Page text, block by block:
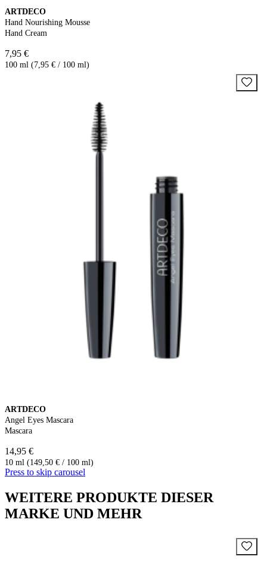
ARTDECO
Hand Nourishing Mousse
Hand Cream
7,95 €
100 ml (7,95 € / 100 ml)
ARTDECO
Angel Eyes Mascara
Mascara
14,95 €
10 ml (149,50 € / 100 ml)
Press to skip carousel
WEITERE PRODUKTE DIESER
MARKE UND MEHR